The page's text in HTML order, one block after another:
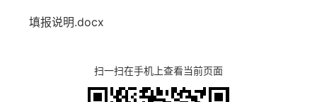
填报说明.docx
扫一扫在手机上查看当前页面